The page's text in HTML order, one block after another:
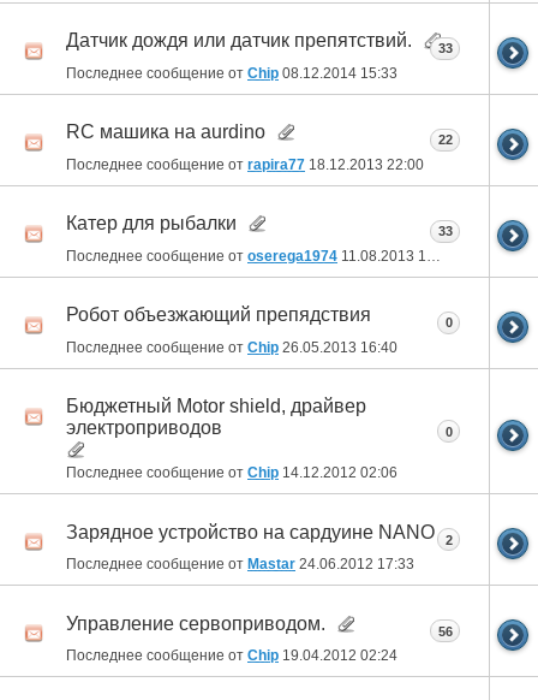
Датчик дождя или датчик препятствий.
Последнее сообщение от Chip 08.12.2014 15:33
33
RC машика на aurdino
Последнее сообщение от rapira77 18.12.2013 22:00
22
Катер для рыбалки
Последнее сообщение от oserega1974 11.08.2013 12:07
33
Робот объезжающий препядствия
Последнее сообщение от Chip 26.05.2013 16:40
0
Бюджетный Motor shield, драйвер
электроприводов
Последнее сообщение от Chip 14.12.2012 02:06
0
Зарядное устройство на сардуине NANO
Последнее сообщение от Mastar 24.06.2012 17:33
2
Управление сервоприводом.
Последнее сообщение от Chip 19.04.2012 02:24
56